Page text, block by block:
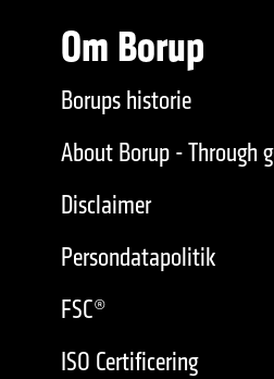
Om Borup
Borups historie
About Borup - Through
Disclaimer
Persondatapolitik
FSC®
ISO Certificering